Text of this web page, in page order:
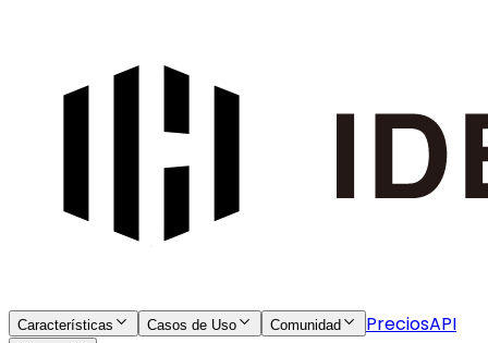
Características Casos de Uso Comunidad PreciosAPI